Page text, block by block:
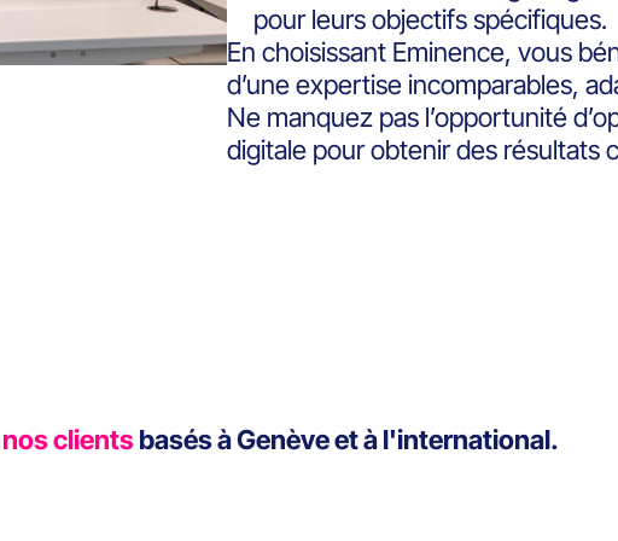
pour leurs objectifs spécifiques.
En choisissant Eminence, vous
d’une expertise incomparables,
Ne manquez pas l’opportunité
digitale pour obtenir des résultats
nos clientsbasés à Genève et à l'international.